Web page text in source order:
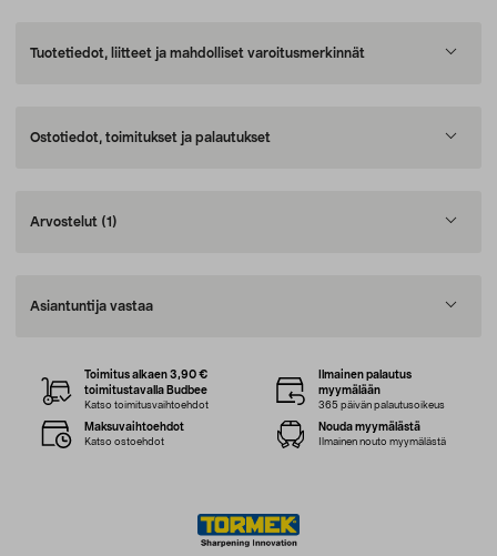
Tuotetiedot, liitteet ja mahdolliset varoitusmerkinnät
Ostotiedot, toimitukset ja palautukset
Arvostelut (1)
Asiantuntija vastaa
Toimitus alkaen 3,90 €
toimitustavalla Budbee
Katso toimitusvaihtoehdot
Ilmainen palautus
myymälään
365 päivän palautusoikeus
Maksuvaihtoehdot
Katso ostoehdot
Nouda myymälästä
Ilmainen nouto myymälästä